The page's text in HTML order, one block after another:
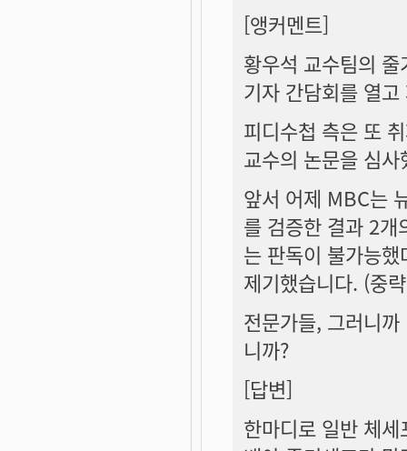
[앵커멘트]
황우석 교수팀의
기자 간담회를 열
피디수첩 측은 또
교수의 논문을 심
앞서 어제 MBC는
를 검증한 결과 2개
는 판독이 불가능
제기했습니다. (중
전문가들, 그러니까
니까?
[답변]
한마디로 일반 체